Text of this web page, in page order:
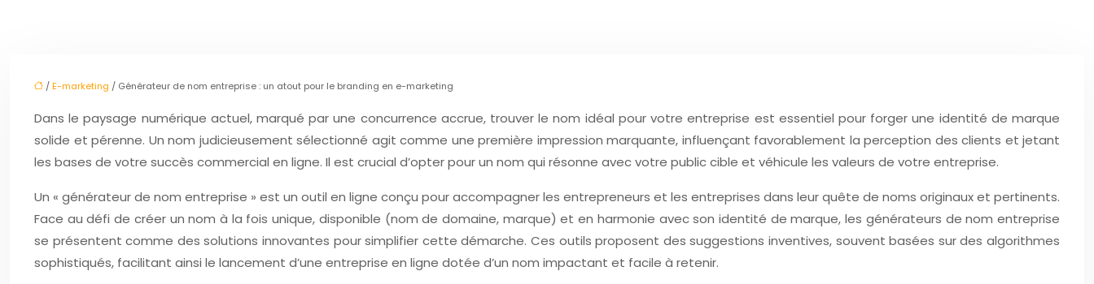
/E-marketing / Générateur de nom entreprise : un atout pour le branding en e-marketing
Dans le paysage numérique actuel, marqué par une concurrence accrue, trouver le nom idéal pour votre entreprise est essentiel pour forger une identité de marque
solide et pérenne. Un nom judicieusement sélectionné agit comme une première impression marquante, influençant favorablement la perception des clients et jetant
les bases de votre succès commercial en ligne. Il est crucial d’opter pour un nom qui résonne avec votre public cible et véhicule les valeurs de votre entreprise.
Un « générateur de nom entreprise » est un outil en ligne conçu pour accompagner les entrepreneurs et les entreprises dans leur quête de noms originaux et pertinents.
Face au défi de créer un nom à la fois unique, disponible (nom de domaine, marque) et en harmonie avec son identité de marque, les générateurs de nom entreprise
se présentent comme des solutions innovantes pour simplifier cette démarche. Ces outils proposent des suggestions inventives, souvent basées sur des algorithmes
sophistiqués, facilitant ainsi le lancement d’une entreprise en ligne dotée d’un nom impactant et facile à retenir.